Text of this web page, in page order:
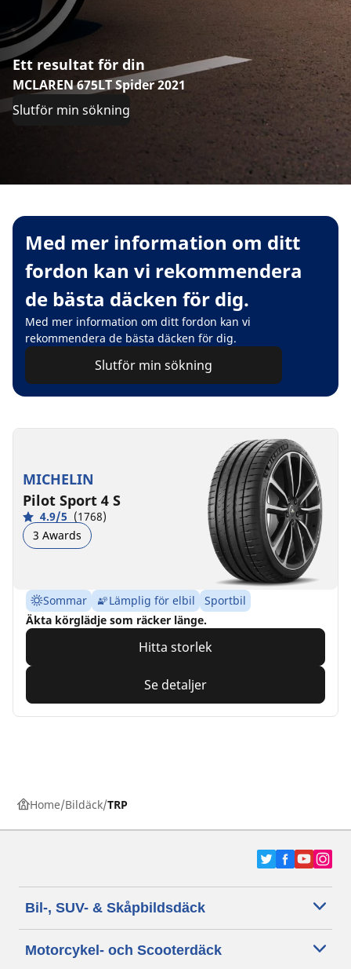
Ett resultat för din
MCLAREN 675LT Spider 2021
Slutför min sökning
Med mer information om ditt
fordon kan vi rekommendera
de bästa däcken för dig.
Med mer information om ditt fordon kan vi
rekommendera de bästa däcken för dig.
Slutför min sökning
MICHELIN
Pilot Sport 4 S
4.9/5 (1768)
3 Awards
Sommar Lämplig för elbil
Sportbil
Äkta körglädje som räcker länge.
Hitta storlek
Se detaljer
Home Bildäck TRP
Bil-, SUV- & Skåpbildsdäck
Motorcykel- och Scooterdäck